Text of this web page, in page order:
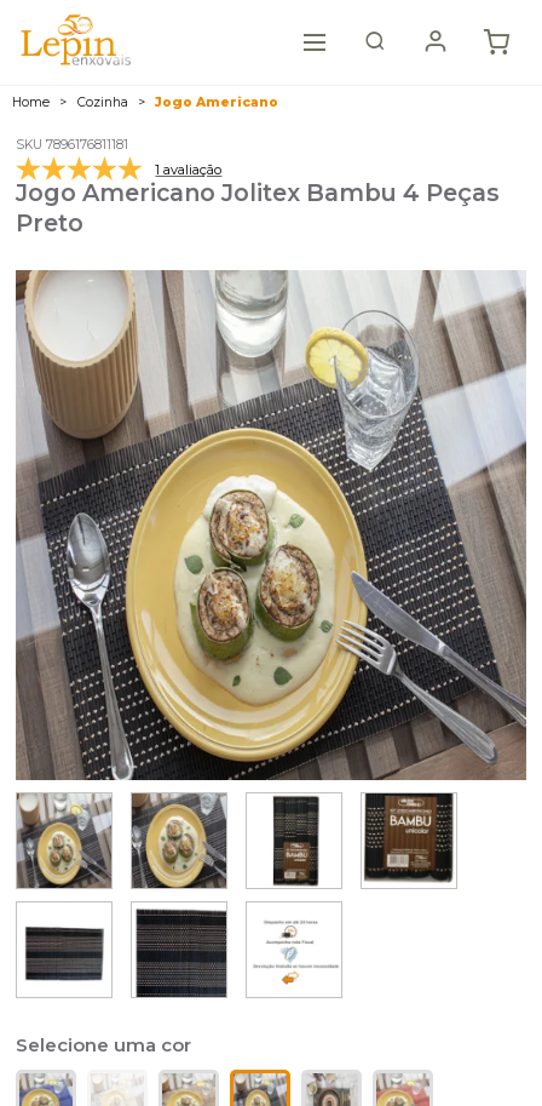
Home Cozinha Jogo Americano
SKU 7896176811181
1 avaliação
Jogo Americano Jolitex Bambu 4 Peças
Preto